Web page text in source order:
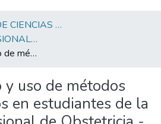
FACULTAD DE CIENCIAS DE LA SALUD
ESCUELA PROFESIONAL DE OBSTETRICIA
“Conocimiento y uso de métodos anticonceptivos en estudiantes de la Escuela Profesional de Obstetricia - UNSCH. Junio - octubre 2019"
y uso de métodos
en estudiantes de la